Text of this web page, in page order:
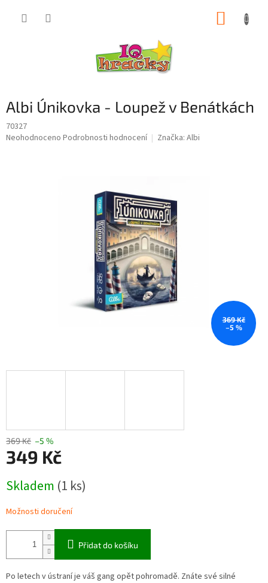
Albi Únikovka - Loupež v Benátkách
70327
Průměrné
Neohodnoceno Podrobnosti hodnocení Značka: Albi
369 Kč
–5 %
369 Kč –5 %
349 Kč
cena:
Skladem (1 ks)
Možnosti doručení
Přidat do košíku
Po letech v ústraní je váš gang opět pohromadě. Znáte své silné